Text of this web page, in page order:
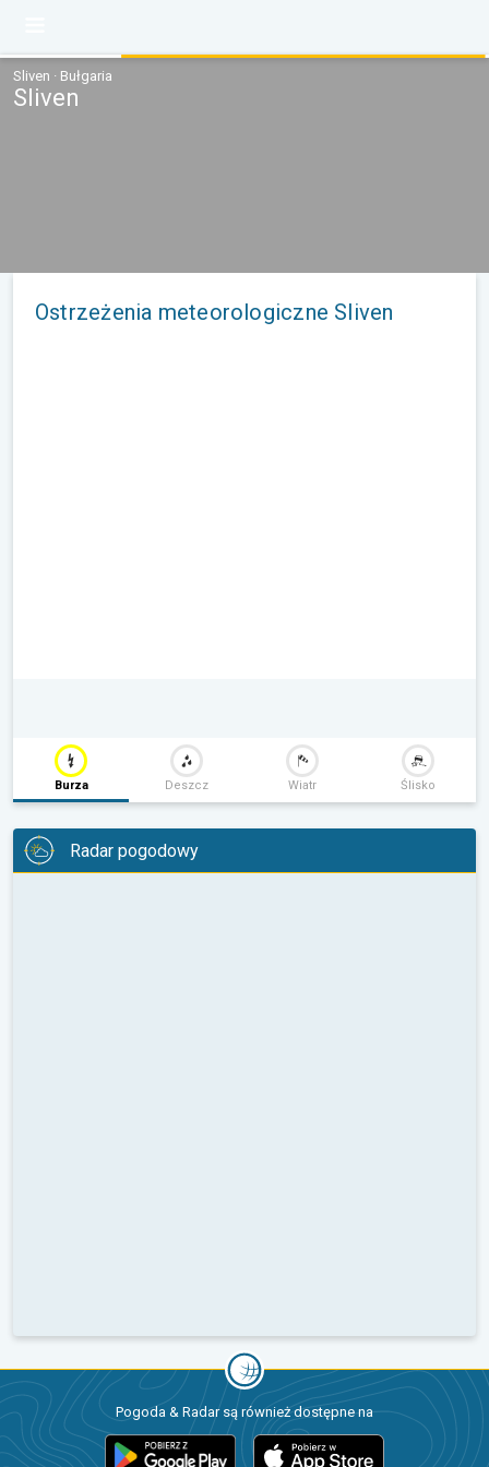
Sliven · Bułgaria
Sliven
Ostrzeżenia meteorologiczne Sliven
Burza Deszcz Wiatr Ślisko
Radar pogodowy
Pogoda & Radar są również dostępne na